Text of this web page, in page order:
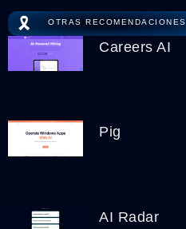
🎗️ OTRAS RECOMENDACIONES
Careers AI
Pig
AI Radar